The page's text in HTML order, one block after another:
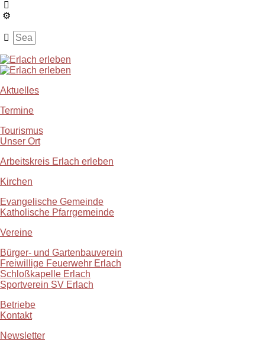
Aktuelles
Termine
Tourismus
Unser Ort
Arbeitskreis Erlach erleben
Kirchen
Evangelische Gemeinde
Katholische Pfarrgemeinde
Vereine
Bürger- und Gartenbauverein
Freiwillige Feuerwehr Erlach
Schloßkapelle Erlach
Sportverein SV Erlach
Betriebe
Kontakt
Newsletter